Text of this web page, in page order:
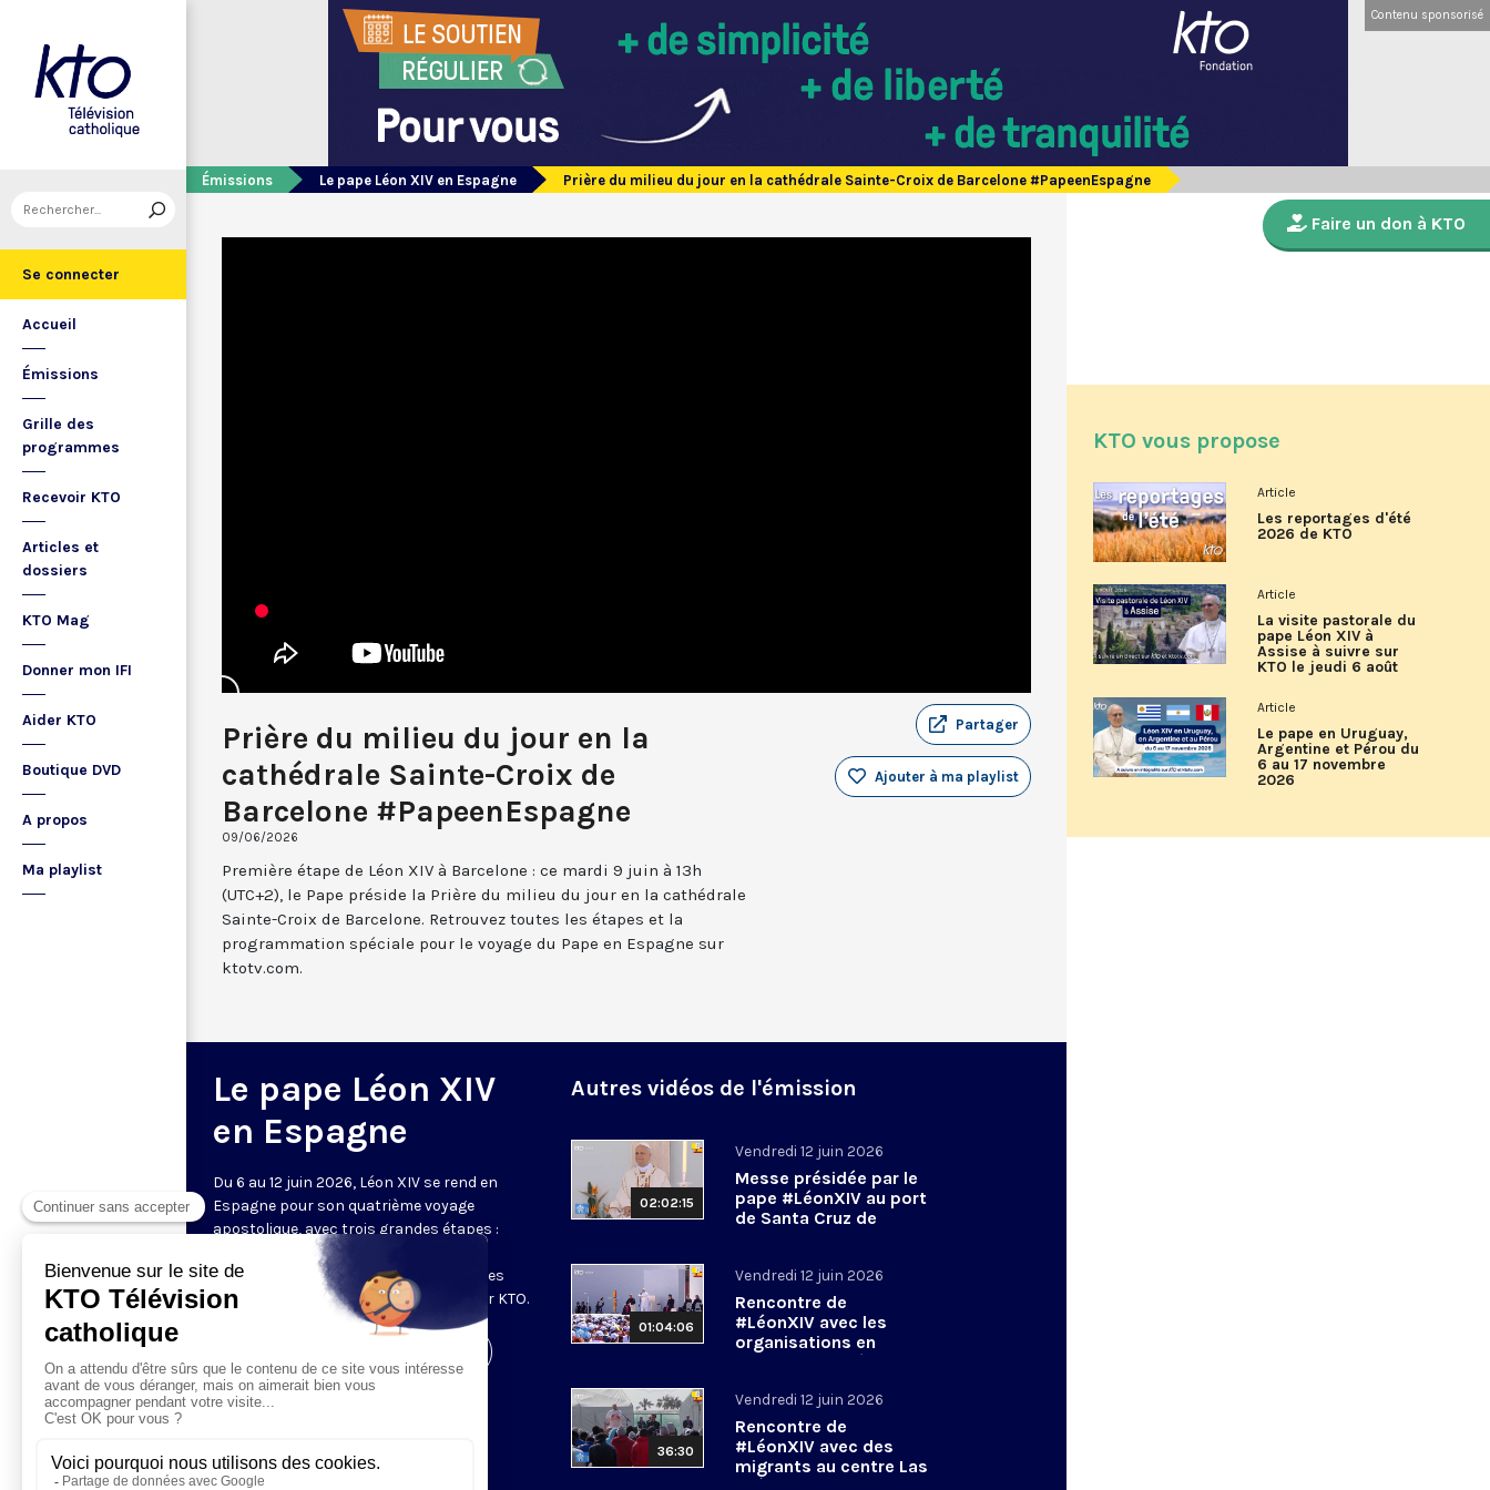
Se connecter
Accueil
Émissions
Grille des
programmes
Recevoir KTO
Articles et
dossiers
KTO Mag
Donner mon IFI
Aider KTO
Boutique DVD
A propos
Ma playlist
Contenu sponsorisé
Émissions Le pape Léon XIV en Espagne Prière du milieu du jour en la cathédrale Sainte-Croix de Barcelone #PapeenEspagne
Prière du milieu du jour en la
cathédrale Sainte-Croix de
Barcelone #PapeenEspagne
09/06/2026
Partager
Ajouter à ma playlist
Première étape de Léon XIV à Barcelone : ce mardi 9 juin à 13h
(UTC+2), le Pape préside la Prière du milieu du jour en la cathédrale
Sainte-Croix de Barcelone. Retrouvez toutes les étapes et la
programmation spéciale pour le voyage du Pape en Espagne sur
ktotv.com.
Le pape Léon XIV
en Espagne
Du 6 au 12 juin 2026, Léon XIV se rend en
Espagne pour son quatrième voyage
apostolique, avec trois grandes étapes :
Madrid, Barcelone, et les îles Canaries.
Retrouvez sur cette page l’ensemble des
temps forts de cette visite, diffusés sur KTO.
Autres vidéos de l'émission
02:02:15
Vendredi 12 juin 2026
Messe présidée par le
pape #LéonXIV au port
de Santa Cruz de
01:04:06
Vendredi 12 juin 2026
Rencontre de
#LéonXIV avec les
organisations en
charge de l’intégration
#PapeenEspagne
36:30
Vendredi 12 juin 2026
Rencontre de
#LéonXIV avec des
migrants au centre Las
Raíces aux Canaries
Faire un don à KTO
KTO vous propose
Article
Les reportages d'été
2026 de KTO
Article
La visite pastorale du
pape Léon XIV à
Assise à suivre sur
KTO le jeudi 6 août
Article
Le pape en Uruguay,
Argentine et Pérou du
6 au 17 novembre
2026